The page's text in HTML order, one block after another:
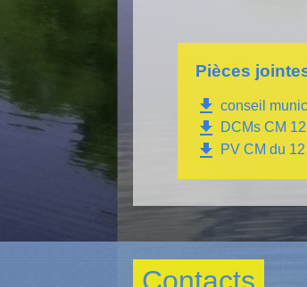
Pièces
file_download conseil
file_download DCMs CM
file_download PV CM du
Contacts